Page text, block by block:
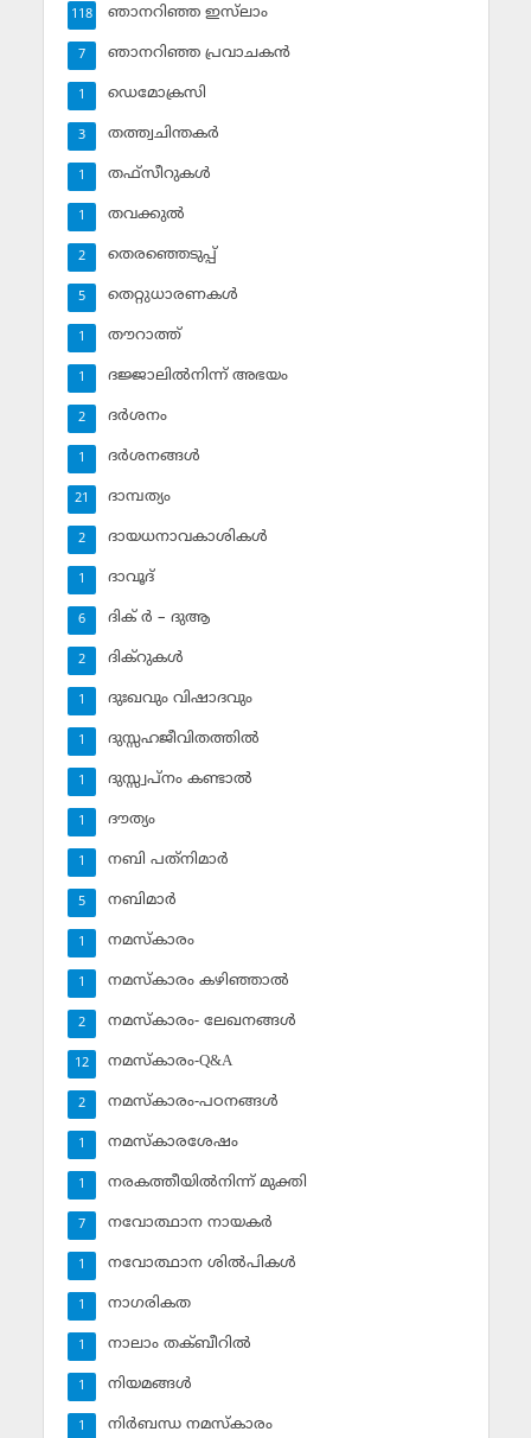
ഞാനറിഞ്ഞ ഇസ്‌ലാം
118
ഞാനറിഞ്ഞ പ്രവാചകന്‍
7
ഡെമോക്രസി
1
തത്ത്വചിന്തകര്‍
3
തഫ്‌സീറുകള്‍
1
തവക്കുല്‍
1
തെരഞ്ഞെടുപ്പ്
2
തെറ്റുധാരണകള്‍
5
തൗറാത്ത്
1
ദജ്ജാലില്‍നിന്ന് അഭയം
1
ദര്‍ശനം
2
ദര്‍ശനങ്ങള്‍
1
ദാമ്പത്യം
21
ദായധനാവകാശികള്‍
2
ദാവൂദ്‌
1
ദിക് ര്‍ – ദുആ
6
ദിക്‌റുകള്‍
2
ദുഃഖവും വിഷാദവും
1
ദുസ്സഹജീവിതത്തില്‍
1
ദുസ്സ്വപ്‌നം കണ്ടാല്‍
1
ദൗത്യം
1
നബി പത്‌നിമാര്‍
1
നബിമാര്‍
5
നമസ്‌കാരം
1
നമസ്‌കാരം കഴിഞ്ഞാല്‍
1
നമസ്‌കാരം- ലേഖനങ്ങള്‍
2
നമസ്‌കാരം-Q&A
12
നമസ്‌കാരം-പഠനങ്ങള്‍
2
നമസ്‌കാരശേഷം
1
നരകത്തീയില്‍നിന്ന് മുക്തി
1
നവോത്ഥാന നായകര്‍
7
നവോത്ഥാന ശില്‍പികള്‍
1
നാഗരികത
1
നാലാം തക്ബീറില്‍
1
നിയമങ്ങള്‍
1
നിര്‍ബന്ധ നമസ്‌കാരം
1